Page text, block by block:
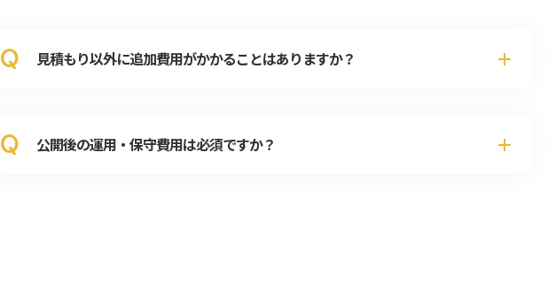
Q 見積もり以外に追加費用がかかることはありますか？
Q 公開後の運用・保守費用は必須ですか？